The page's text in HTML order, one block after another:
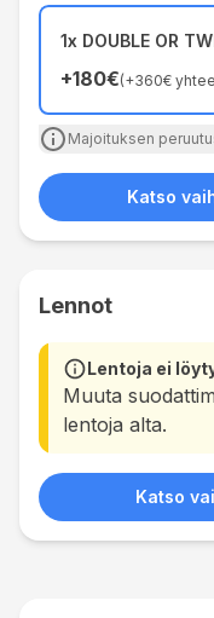
1x DOUBLE OR
+180€(+360€
Majoituksen
Katso
Lennot
Lentoja ei
Muuta
lentoja alta.
Katso